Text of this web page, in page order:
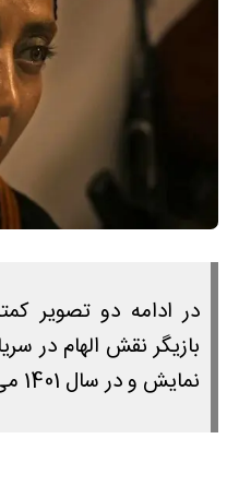
در ادامه دو تصویر
بازیگر نقش الهام در
نمایش و در سال 1401 می بینید.